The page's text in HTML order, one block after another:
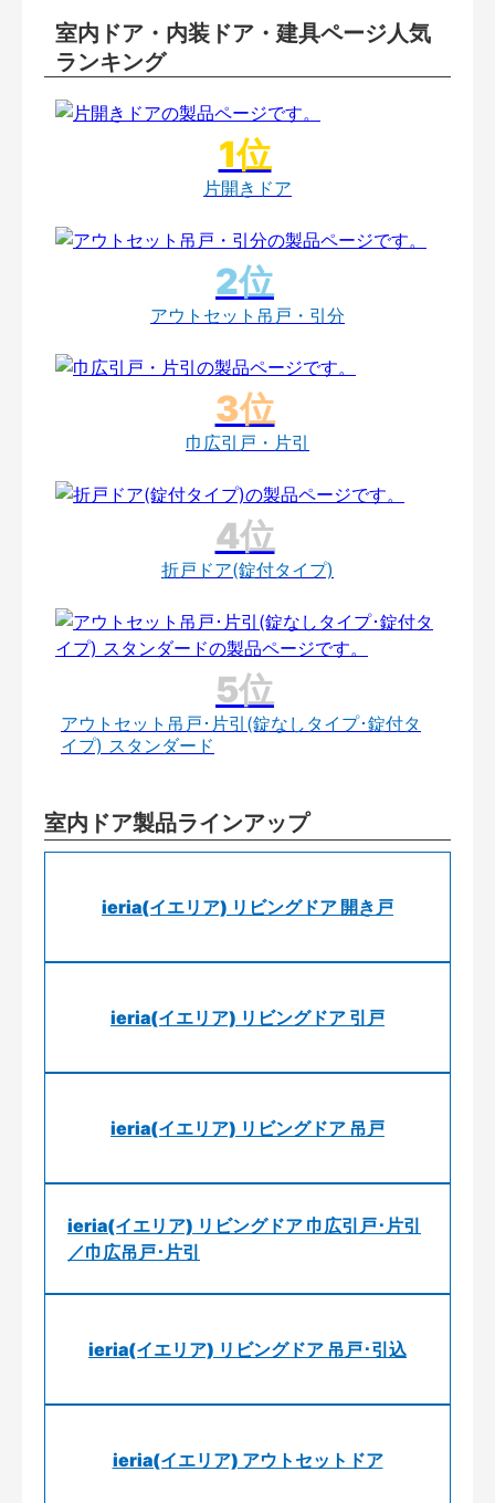
室内ドア・内装ドア・建具ページ人気
ランキング
片開きドア
アウトセット吊戸・引分
巾広引戸・片引
折戸ドア(錠付タイプ)
アウトセット吊戸･片引(錠なしタイプ･錠付タ
イプ) スタンダード
室内ドア製品ラインアップ
ieria(イエリア) リビングドア 開き戸
ieria(イエリア) リビングドア 引戸
ieria(イエリア) リビングドア 吊戸
ieria(イエリア) リビングドア 巾広引戸･片引
／巾広吊戸･片引
ieria(イエリア) リビングドア 吊戸･引込
ieria(イエリア) アウトセットドア